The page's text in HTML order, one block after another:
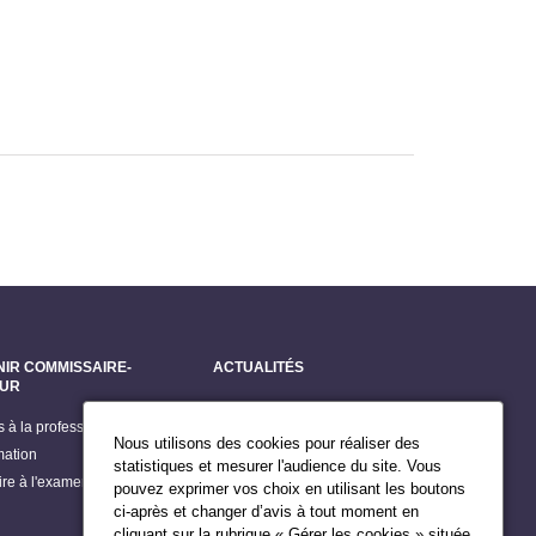
COMMISSAIRE-
à la profession
à l'examen d'accès
ACTUALITÉS
Grands dossiers
Billets du Président
Publications
Agenda du Président
Nous utilisons des cookies pour réaliser des
statistiques et mesurer l'audience du site. Vous
pouvez exprimer vos choix en utilisant les boutons
ci-après et changer d’avis à tout moment en